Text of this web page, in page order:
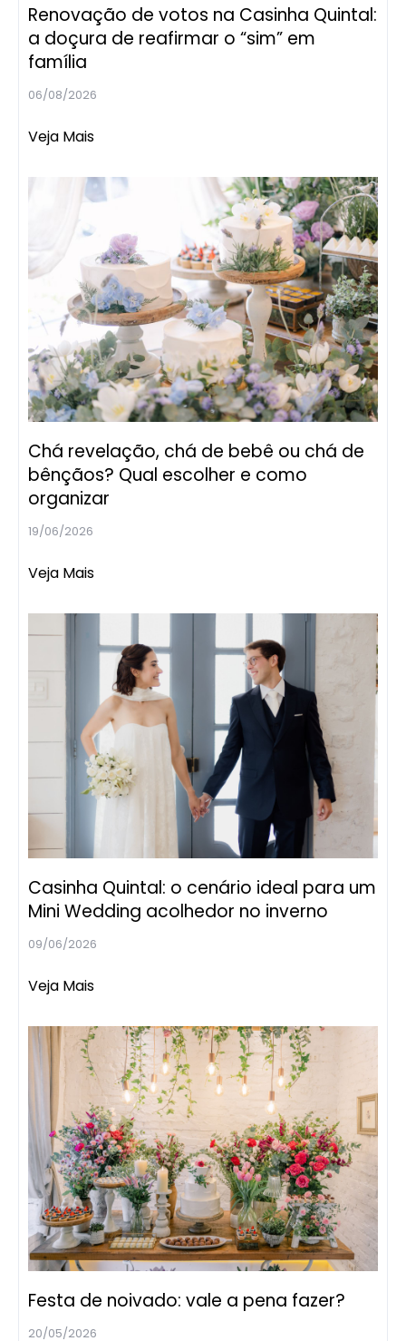
Renovação de votos na Casinha Quintal:
a doçura de reafirmar o “sim” em
família
06/08/2026
Veja Mais
Chá revelação, chá de bebê ou chá de
bênçãos? Qual escolher e como
organizar
19/06/2026
Veja Mais
Casinha Quintal: o cenário ideal para um
Mini Wedding acolhedor no inverno
09/06/2026
Veja Mais
Festa de noivado: vale a pena fazer?
20/05/2026